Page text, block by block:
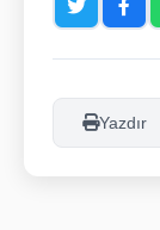
Yazdır